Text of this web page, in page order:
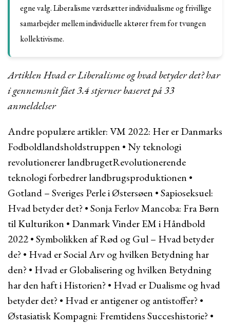
egne valg. Liberalisme værdsætter individualisme og frivillige
samarbejder mellem individuelle aktører frem for tvungen
kollektivisme.
Artiklen Hvad er Liberalisme og hvad betyder det? har
i gennemsnit fået3.4stjerner baseret på33
anmeldelser
Andre populære artikler:VM 2022: Her er Danmarks
Fodboldlandsholdstruppen •Ny teknologi
revolutionerer landbrugetRevolutionerende
teknologi forbedrer landbrugsproduktionen •
Gotland – Sveriges Perle i Østersøen •Sapioseksuel:
Hvad betyder det? •Sonja Ferlov Mancoba: Fra Børn
til Kulturikon • Danmark Vinder EM i Håndbold
2022•Symbolikken af Rød og Gul – Hvad betyder
de? • Hvad er Social Arv og hvilken Betydning har
den? • Hvad er Globalisering og hvilken Betydning
har den haft i Historien? • Hvad er Dualisme og hvad
betyder det? • Hvad er antigener og antistoffer? •
Østasiatisk Kompagni: Fremtidens Succeshistorie? •